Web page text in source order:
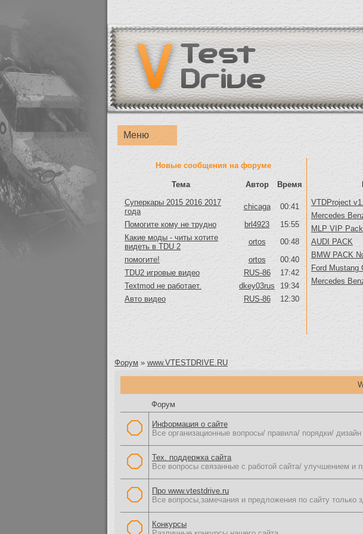
Меню
Новые сообщения на форуме
Тема Автор
Время
Суперкары 2015 2016 2017
года
chicaga
00:41
Помогите кому не трудно
brl4923
15:55
Какие моды - читы хотите
видеть в TDU 2
ortos
00:48
помогите!
ortos
00:40
TDU2 игровые видео
RUS-86
17:42
Textmod не работает.
dkey03rus
19:34
Авто видео
RUS-86 12:30
VTDProject
Mercedes
MLP VIP Pack
AUDI PACK
BMW PACK
Ford Mustang
Mercedes
Форум » www.VTESTDRIVE.RU
Форум
Информация о сайте
Все организационные вопросы/ правила/ порядки/ дизайн
Тех. поддержка сайта
Все вопросы связанные с работой сайта/ улучшением и
Про www.vtestdrive.ru
Все вопросы,замечания и предложения по сайту только
Конкурсы